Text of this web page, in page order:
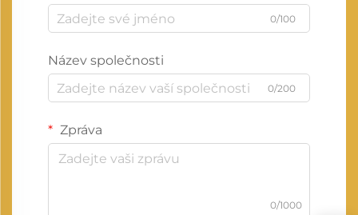
0/100
Název společnosti
0/200
Zpráva
0/1000